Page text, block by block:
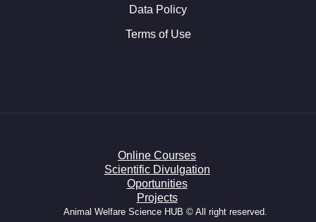
Data Policy
Terms of Use
Online Courses
Scientific Divulgation
Oportunities
Projects
Animal Welfare Science HUB © All right reserved.